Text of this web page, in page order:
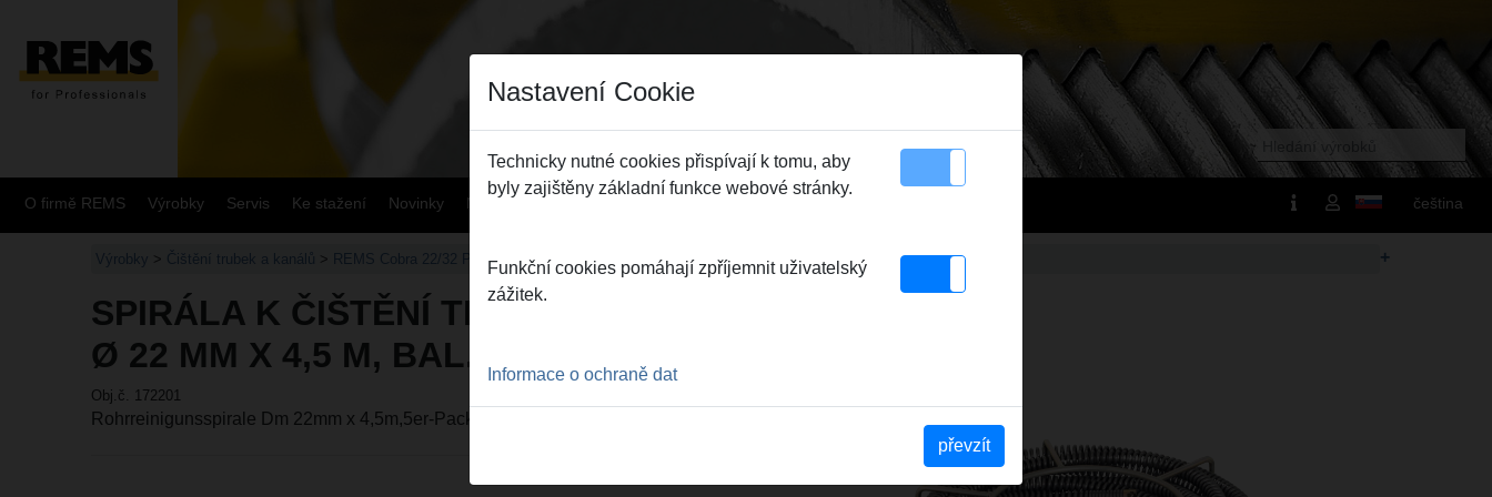
O firmě REMS Výrobky Servis Ke stažení Novinky Mapa plochy stránky čeština
Výrobky > Čištění trubek a kanálů > REMS Cobra 22/32 Příslušenství> Spirála k čištění trubek +
SPIRÁLA K ČIŠTĚNÍ TRUBEK
Ø 22 MM X 4,5 M, BAL. 5 KS
Obj.č. 172201
Rohrreinigunsspirale Dm 22mm x 4,5m,5er-Pack, für REMS Cobra 22
Nastavení Cookie
Technicky nutné cookies přispívají k tomu, aby
byly zajištěny základní funkce webové stránky.
Funkční cookies pomáhají zpříjemnit uživatelský
zážitek.
Informace o ochraně dat
převzít